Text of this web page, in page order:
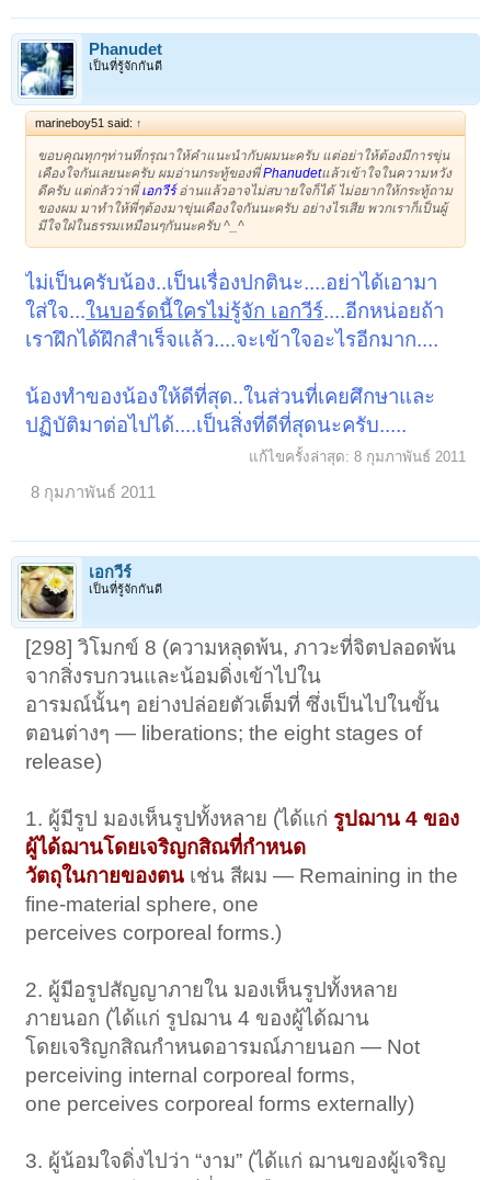
Phanudet
เป็นที่รู้จักกันดี
marineboy51 said: ↑
ขอบคุณทุกๆท่านที่กรุณาให้คำแนะนำกับผมนะครับ แต่อย่าให้ต้องมีการขุ่น
เคืองใจกันเลยนะครับ ผมอ่านกระทู้ของพี่Phanudetแล้วเข้าใจในความหวัง
ดีครับ แต่กลัวว่าพี่ เอกวีร์อ่านแล้วอาจไม่สบายใจก็ได้ ไม่อยากให้กระทู้ถาม
ของผม มาทำให้พี่ๆต้องมาขุ่นเคืองใจกันนะครับ อย่างไรเสีย พวกเราก็เป็นผู้
มีใจใฝ่ในธรรมเหมือนๆกันนะครับ ^_^
ไม่เป็นครับน้อง..เป็นเรื่องปกตินะ....อย่าได้เอามา
ใส่ใจ...ในบอร์ดนี้ใครไม่รู้จัก เอกวีร์....อีกหน่อยถ้า
เราฝึกได้ฝึกสำเร็จแล้ว....จะเข้าใจอะไรอีกมาก....
น้องทำของน้องให้ดีที่สุด..ในส่วนที่เคยศึกษาและ
ปฏิบัติมาต่อไปได้....เป็นสิ่งที่ดีที่สุดนะครับ.....
แก้ไขครั้งล่าสุด: 8 กุมภาพันธ์ 2011
8 กุมภาพันธ์ 2011
เอกวีร์
เป็นที่รู้จักกันดี
[298] วิโมกข์ 8 (ความหลุดพ้น, ภาวะที่จิตปลอดพ้น
จากสิ่งรบกวนและน้อมดิ่งเข้าไปใน
อารมณ์นั้นๆ อย่างปล่อยตัวเต็มที่ ซึ่งเป็นไปในขั้น
ตอนต่างๆ — liberations; the eight stages of
release)
1. ผู้มีรูป มองเห็นรูปทั้งหลาย (ได้แก่ รูปฌาน 4 ของ
ผู้ได้ฌานโดยเจริญกสิณที่กำหนด
วัตถุในกายของตน เช่น สีผม — Remaining in the
fine-material sphere, one
perceives corporeal forms.)
2. ผู้มีอรูปสัญญาภายใน มองเห็นรูปทั้งหลาย
ภายนอก (ได้แก่ รูปฌาน 4 ของผู้ได้ฌาน
โดยเจริญกสิณกำหนดอารมณ์ภายนอก — Not
perceiving internal corporeal forms,
one perceives corporeal forms externally)
3. ผู้น้อมใจดิ่งไปว่า “งาม” (ได้แก่ ฌานของผู้เจริญ